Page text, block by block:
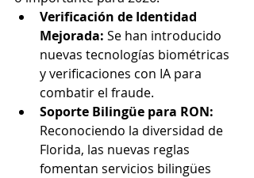
Verificación de Identidad
Mejorada: Se han introducido
nuevas tecnologías biométricas
y verificaciones con IA para
combatir el fraude.
Soporte Bilingüe para RON:
Reconociendo la diversidad de
Florida, las nuevas reglas
fomentan servicios bilingües